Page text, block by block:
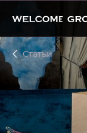
Статьи